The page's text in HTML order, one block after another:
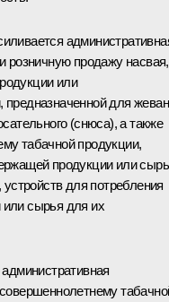
розничную продажу насвая,
или
для
(снюса), а также
табачной продукции,
продукции или
для потребления
или сырья для их